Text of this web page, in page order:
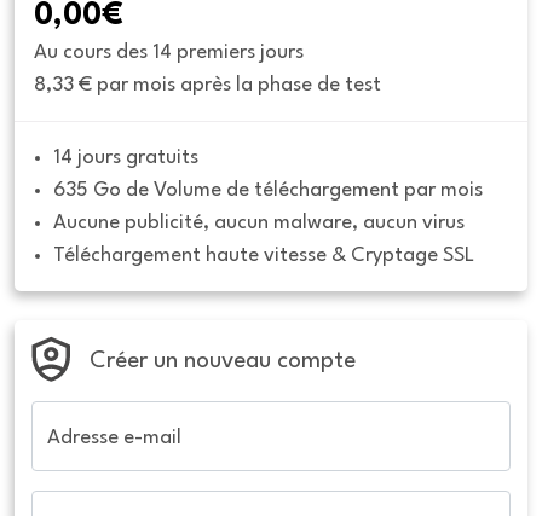
0,00€
Au cours des 14 premiers jours
8,33 € par mois après la phase de test
14 jours gratuits
635 Go de Volume de téléchargement par mois
Aucune publicité, aucun malware, aucun virus
Téléchargement haute vitesse & Cryptage SSL
Créer un nouveau compte
Adresse e-mail